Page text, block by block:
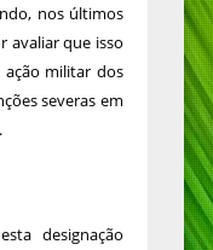
nos últimos
avaliar que isso
militar dos
severas em
designação